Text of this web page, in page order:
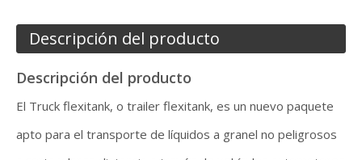
Descripción del producto
Descripción del producto
El Truck flexitank, o trailer flexitank, es un nuevo paquete
apto para el transporte de líquidos a granel no peligrosos